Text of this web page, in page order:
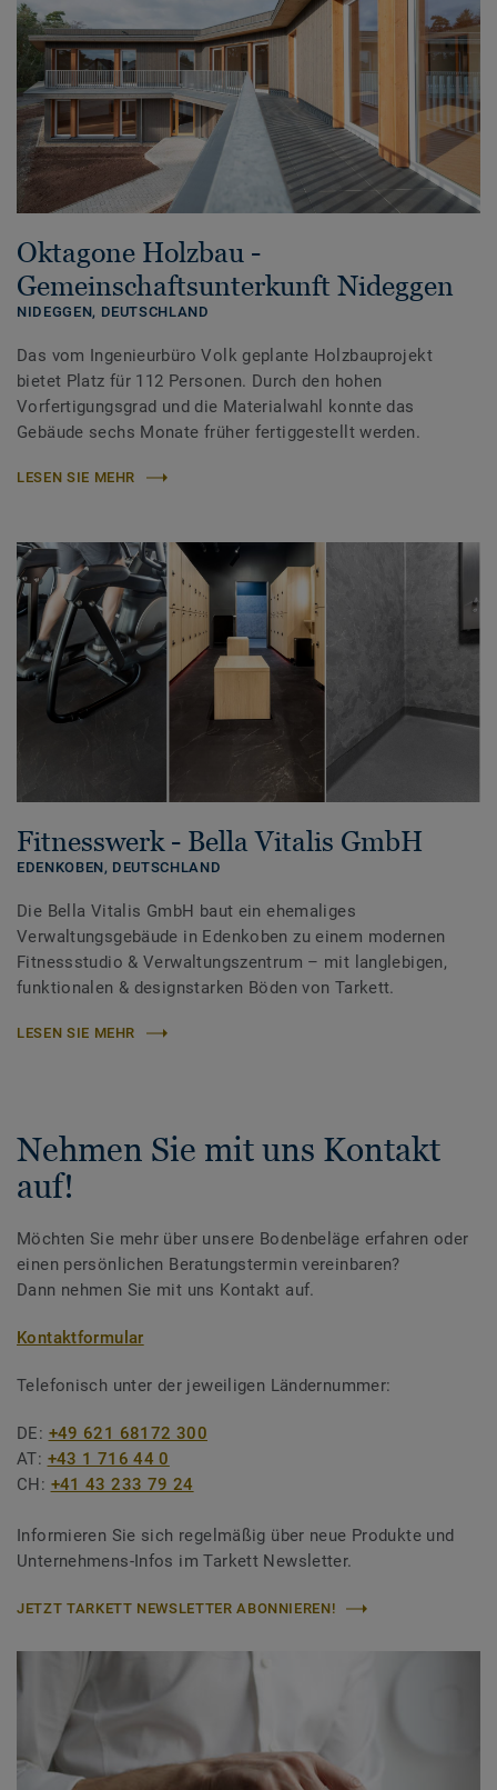
Oktagone Holzbau -
Gemeinschaftsunterkunft Nideggen
NIDEGGEN, DEUTSCHLAND
Das vom Ingenieurbüro Volk geplante Holzbauprojekt
bietet Platz für 112 Personen. Durch den hohen
Vorfertigungsgrad und die Materialwahl konnte das
Gebäude sechs Monate früher fertiggestellt werden.
LESEN SIE MEHR
Fitnesswerk - Bella Vitalis GmbH
EDENKOBEN, DEUTSCHLAND
Die Bella Vitalis GmbH baut ein ehemaliges
Verwaltungsgebäude in Edenkoben zu einem modernen
Fitnessstudio & Verwaltungszentrum – mit langlebigen,
funktionalen & designstarken Böden von Tarkett.
LESEN SIE MEHR
Nehmen Sie mit uns Kontakt
auf!
Möchten Sie mehr über unsere Bodenbeläge erfahren oder
einen persönlichen Beratungstermin vereinbaren?
Dann nehmen Sie mit uns Kontakt auf.
Kontaktformular
Telefonisch unter der jeweiligen Ländernummer:
DE: +49 621 68172 300
AT: +43 1 716 44 0
CH: +41 43 233 79 24
Informieren Sie sich regelmäßig über neue Produkte und
Unternehmens-Infos im Tarkett Newsletter.
JETZT TARKETT NEWSLETTER ABONNIEREN!